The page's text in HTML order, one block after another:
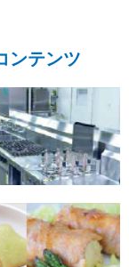
ンテンツ